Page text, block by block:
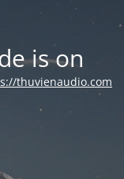
is on
thuvienaudio.com